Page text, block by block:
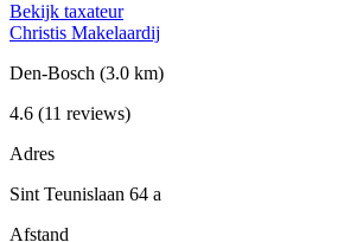
Bekijk taxateur
Christis Makelaardij
Den-Bosch (3.0 km)
4.6 (11 reviews)
Adres
Sint Teunislaan 64 a
Afstand